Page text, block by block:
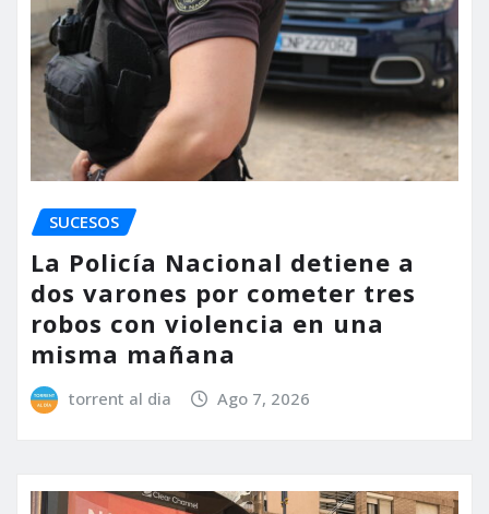
SUCESOS
La Policía Nacional detiene a
dos varones por cometer tres
robos con violencia en una
misma mañana
torrent al dia Ago 7, 2026